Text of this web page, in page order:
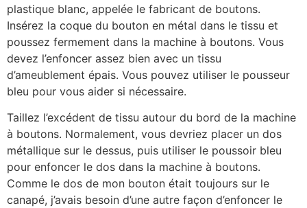
plastique blanc, appelée le fabricant de boutons.
Insérez la coque du bouton en métal dans le tissu et
poussez fermement dans la machine à boutons. Vous
devez l’enfoncer assez bien avec un tissu
d’ameublement épais. Vous pouvez utiliser le pousseur
bleu pour vous aider si nécessaire.
Taillez l’excédent de tissu autour du bord de la machine
à boutons. Normalement, vous devriez placer un dos
métallique sur le dessus, puis utiliser le poussoir bleu
pour enfoncer le dos dans la machine à boutons.
Comme le dos de mon bouton était toujours sur le
canapé, j’avais besoin d’une autre façon d’enfoncer le